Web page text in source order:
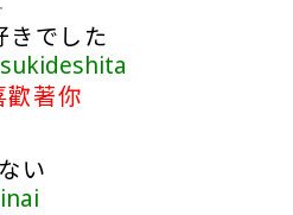
きでした
著你
い